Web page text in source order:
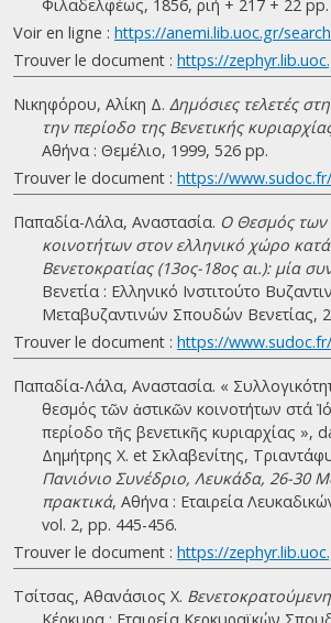
Φιλαδελφέως, 1856, ριή + 217 + 22 pp.
Voir en ligne : https://anemi.lib.uoc.gr/
Trouver le document : https://
Νικηφόρου, Αλίκη Δ. Δημόσιες τελετές
την περίοδο της Βενετικής
Αθήνα : Θεμέλιο, 1999, 526 pp.
Trouver le document : https://
Παπαδία-Λάλα, Αναστασία. Ο Θεσμός των
κοινοτήτων στον ελληνικό χώρο
Βενετοκρατίας (13ος-18ος αι.): μία
Βενετία : Ελληνικό Ινστιτούτο
Μεταβυζαντινών Σπουδών Βενετίας,
Trouver le document : https://
Παπαδία-Λάλα, Αναστασία. «
θεσµός τῶν ἀστικῶν κοινοτήτων στά
περίοδο τῆς βενετικῆς κυριαρχίας »,
Δημήτρης Χ. et Σκλαβενίτης,
Πανιόνιο Συνέδριο, Λευκάδα, 26-30
πρακτικά, Αθήνα : Εταιρεία
vol. 2, pp. 445-456.
Trouver le document : https://
Τσίτσας, Αθανάσιος Χ.